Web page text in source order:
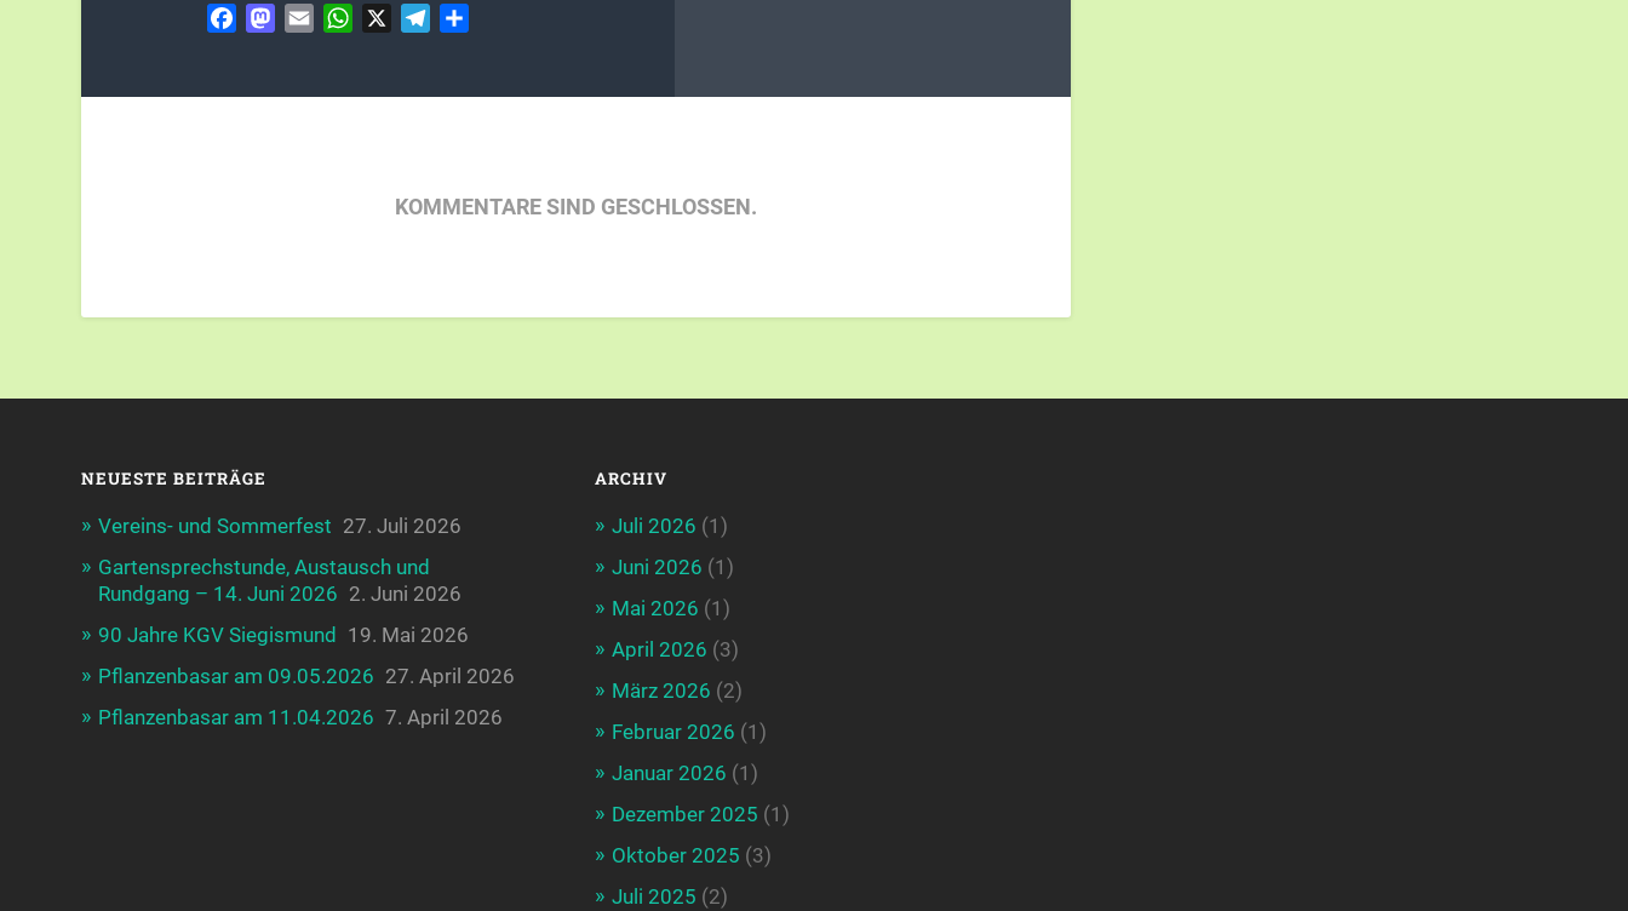
FacebookMastodon
Email WhatsApp Telegram
KOMMENTARE SIND GESCHLOSSEN.
NEUESTE BEITRÄGE
Vereins- und Sommerfest 27. Juli 2026
Gartensprechstunde, Austausch und
Rundgang – 14. Juni 2026 2. Juni 2026
90 Jahre KGV Siegismund 19. Mai 2026
Pflanzenbasar am 09.05.2026 27. April 2026
Pflanzenbasar am 11.04.2026 7. April 2026
ARCHIV
Juli 2026 (1)
Juni 2026 (1)
Mai 2026 (1)
April 2026 (3)
März 2026 (2)
Februar 2026 (1)
Januar 2026 (1)
Dezember 2025 (1)
Oktober 2025 (3)
Juli 2025 (2)